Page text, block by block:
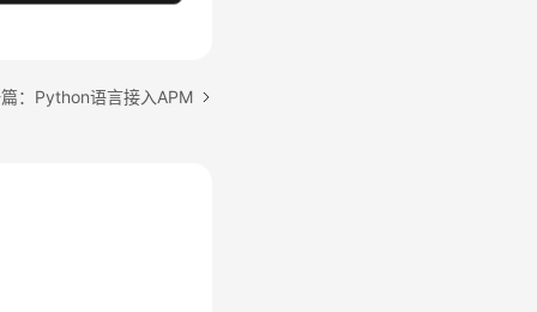
：Python语言接入APM